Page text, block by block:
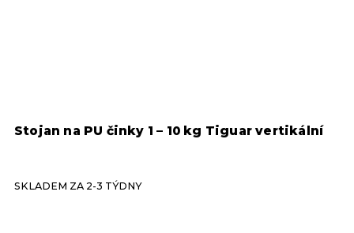
Stojan na PU činky 1 – 10 kg Tiguar vertikální
SKLADEM ZA 2-3 TÝDNY